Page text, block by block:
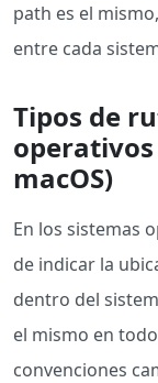
path es el
entre cada
Tipos de
macOS)
En los sistemas
de indicar la
dentro del
el mismo en
convenciones